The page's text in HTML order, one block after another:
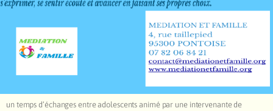
un temps d’échanges entre adolescents animé par une intervenante de